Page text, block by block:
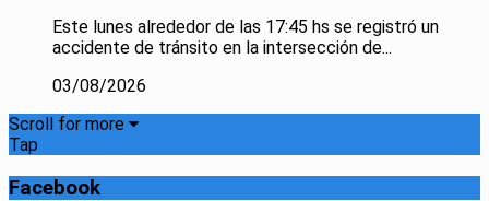
Este lunes alrededor de las 17:45 hs se registró un
accidente de tránsito en la intersección de...
03/08/2026
Scroll for more
Tap
Facebook